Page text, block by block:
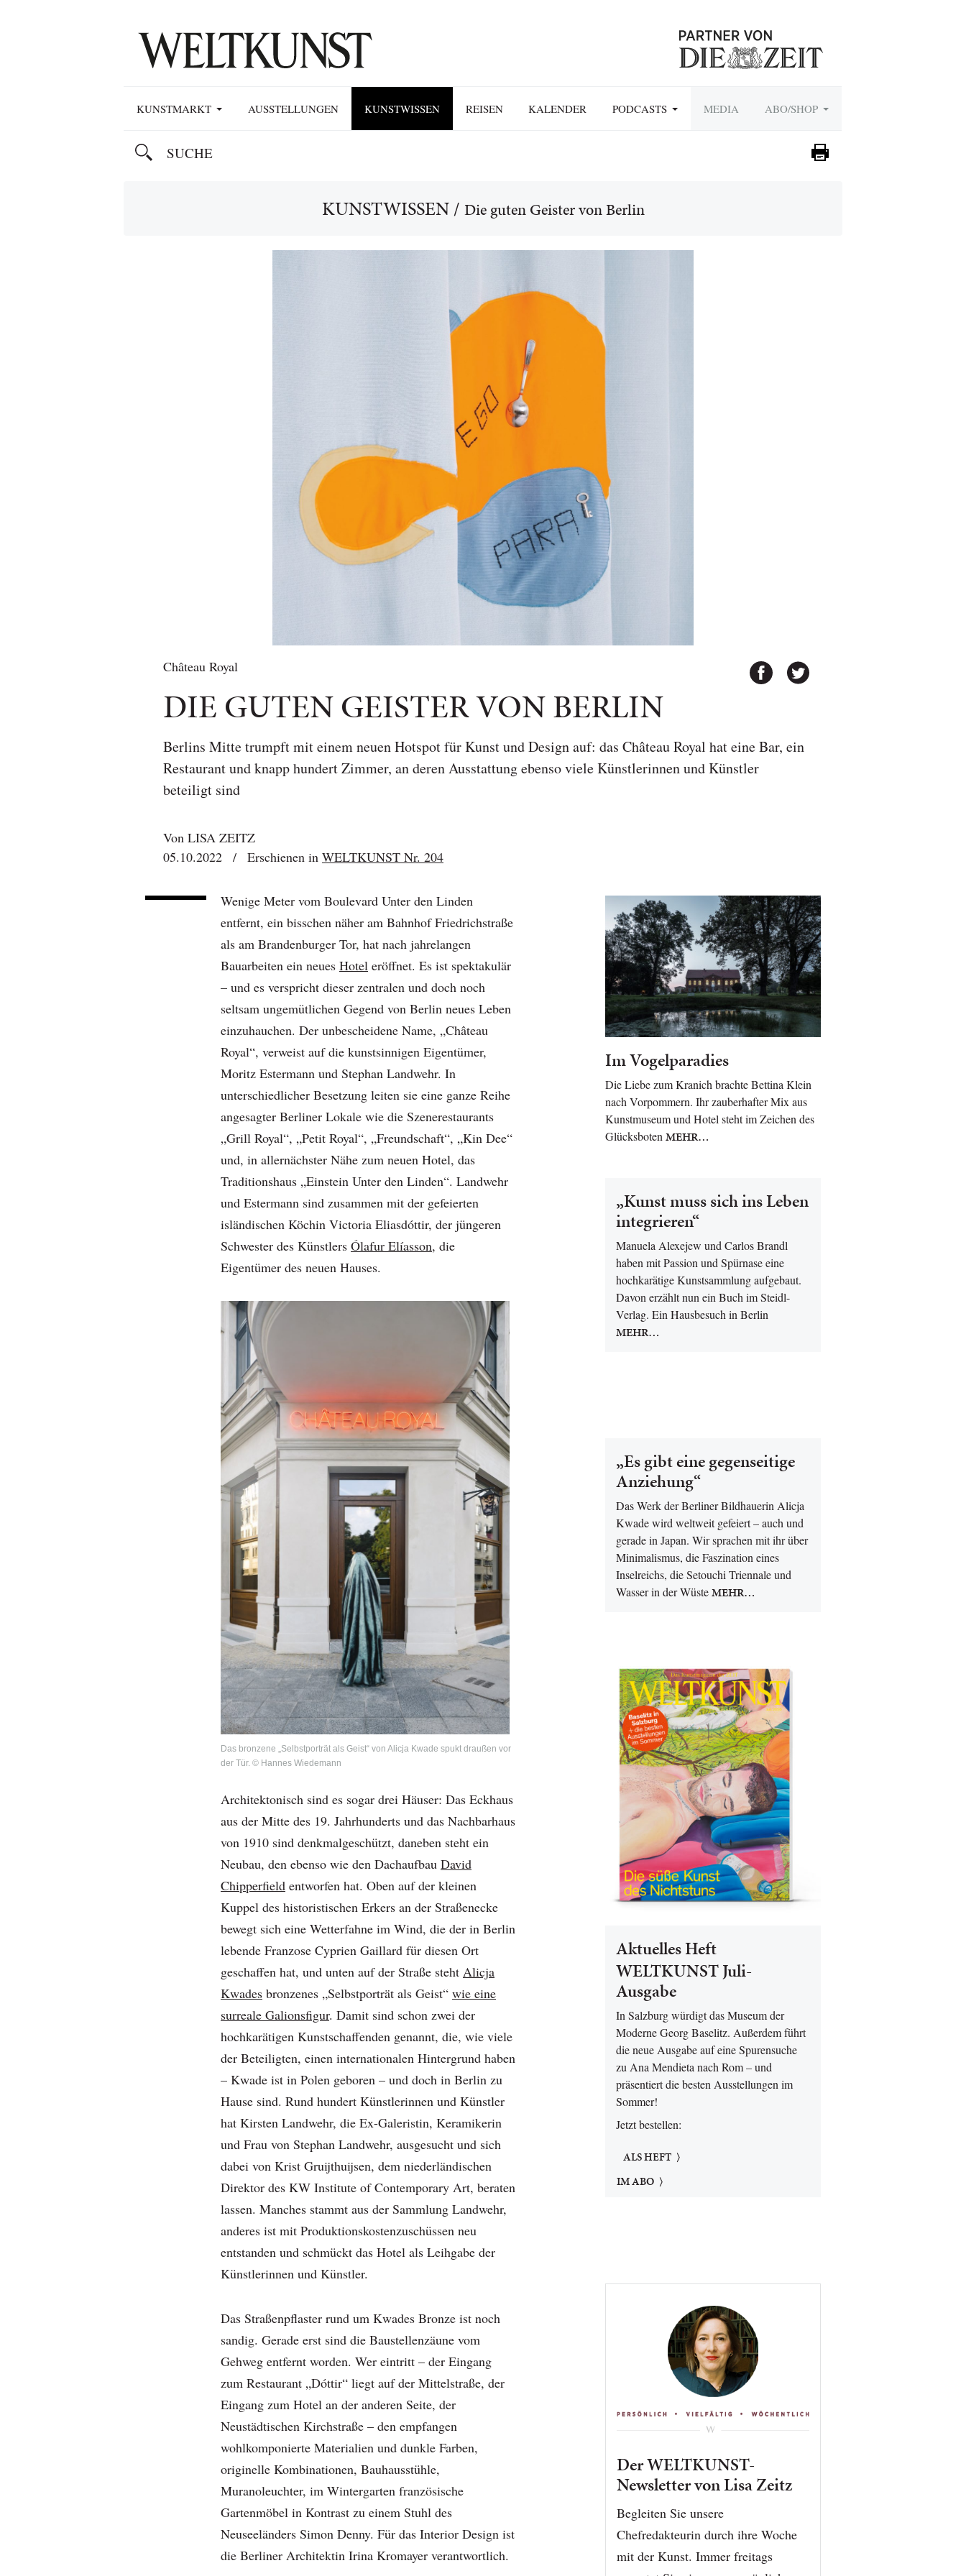
KUNSTMARKT AUSSTELLUNGEN KUNSTWISSEN REISEN KALENDER PODCASTS MEDIA ABO/SHOP
KUNSTWISSEN/ Die guten Geister von Berlin
Château Royal
DIE GUTEN GEISTER VON BERLIN
Berlins Mitte trumpft mit einem neuen Hotspot für Kunst und Design auf: das Château Royal hat eine Bar, ein
Restaurant und knapp hundert Zimmer, an deren Ausstattung ebenso viele Künstlerinnen und Künstler
beteiligt sind
Von LISA ZEITZ
05.10.2022
/ Erschienen in WELTKUNST Nr. 204
Wenige Meter vom Boulevard Unter den Linden
entfernt, ein bisschen näher am Bahnhof Friedrichstraße
als am Brandenburger Tor, hat nach jahrelangen
Bauarbeiten ein neues Hotel eröffnet. Es ist spektakulär
– und es verspricht dieser zentralen und doch noch
seltsam ungemütlichen Gegend von Berlin neues Leben
einzuhauchen. Der unbescheidene Name, „Château
Royal“, verweist auf die kunstsinnigen Eigentümer,
Moritz Estermann und Stephan Landwehr. In
unterschiedlicher Besetzung leiten sie eine ganze Reihe
angesagter Berliner Lokale wie die Szenerestaurants
„Grill Royal“, „Petit Royal“, „Freundschaft“, „Kin Dee“
und, in allernächster Nähe zum neuen Hotel, das
Traditionshaus „Einstein Unter den Linden“. Landwehr
und Estermann sind zusammen mit der gefeierten
isländischen Köchin Victoria Eliasdóttir, der jüngeren
Schwester des Künstlers Ólafur Elíasson, die
Eigentümer des neuen Hauses.
Das bronzene „Selbstporträt als Geist“ von Alicja Kwade spukt draußen vor
der Tür. © Hannes Wiedemann
Architektonisch sind es sogar drei Häuser: Das Eckhaus
aus der Mitte des 19. Jahrhunderts und das Nachbarhaus
von 1910 sind denkmalgeschützt, daneben steht ein
Neubau, den ebenso wie den Dachaufbau David
Chipperfield entworfen hat. Oben auf der kleinen
Kuppel des historistischen Erkers an der Straßenecke
bewegt sich eine Wetterfahne im Wind, die der in Berlin
lebende Franzose Cyprien Gaillard für diesen Ort
geschaffen hat, und unten auf der Straße steht Alicja
Kwades bronzenes „Selbstporträt als Geist“ wie eine
surreale Galionsfigur. Damit sind schon zwei der
hochkarätigen Kunstschaffenden genannt, die, wie viele
der Beteiligten, einen internationalen Hintergrund haben
– Kwade ist in Polen geboren – und doch in Berlin zu
Hause sind. Rund hundert Künstlerinnen und Künstler
hat Kirsten Landwehr, die Ex-Galeristin, Keramikerin
und Frau von Stephan Landwehr, ausgesucht und sich
dabei von Krist Gruijthuijsen, dem niederländischen
Direktor des KW Institute of Contemporary Art, beraten
lassen. Manches stammt aus der Sammlung Landwehr,
anderes ist mit Produktionskostenzuschüssen neu
entstanden und schmückt das Hotel als Leihgabe der
Künstlerinnen und Künstler.
Das Straßenpflaster rund um Kwades Bronze ist noch
sandig. Gerade erst sind die Baustellenzäune vom
Gehweg entfernt worden. Wer eintritt – der Eingang
zum Restaurant „Dóttir“ liegt auf der Mittelstraße, der
Eingang zum Hotel an der anderen Seite, der
Neustädtischen Kirchstraße – den empfangen
wohlkomponierte Materialien und dunkle Farben,
originelle Kombinationen, Bauhausstühle,
Muranoleuchter, im Wintergarten französische
Gartenmöbel in Kontrast zu einem Stuhl des
Neuseeländers Simon Denny. Für das Interior Design ist
die Berliner Architektin Irina Kromayer verantwortlich.
Im Vogelparadies
Die Liebe zum Kranich brachte Bettina Klein
nach Vorpommern. Ihr zauberhafter Mix aus
Kunstmuseum und Hotel steht im Zeichen des
GlücksbotenMEHR…
„Kunst muss sich ins Leben
integrieren“
Manuela Alexejew und Carlos Brandl
haben mit Passion und Spürnase eine
hochkarätige Kunstsammlung aufgebaut.
Davon erzählt nun ein Buch im Steidl-
Verlag. Ein Hausbesuch in Berlin
MEHR…
„Es gibt eine gegenseitige
Anziehung“
Das Werk der Berliner Bildhauerin Alicja
Kwade wird weltweit gefeiert – auch und
gerade in Japan. Wir sprachen mit ihr über
Minimalismus, die Faszination eines
Inselreichs, die Setouchi Triennale und
Wasser in der WüsteMEHR…
Aktuelles Heft
WELTKUNST Juli-
Ausgabe
In Salzburg würdigt das Museum der
Moderne Georg Baselitz. Außerdem führt
die neue Ausgabe auf eine Spurensuche
zu Ana Mendieta nach Rom – und
präsentiert die besten Ausstellungen im
Sommer!
Jetzt bestellen:
ALS HEFT
IM ABO
Der WELTKUNST-
Newsletter von Lisa Zeitz
Begleiten Sie unsere
Chefredakteurin durch ihre Woche
mit der Kunst. Immer freitags